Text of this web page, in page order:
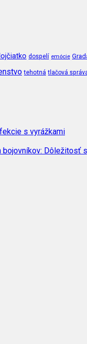
dospelí emócie
tehotná tlačová
s vyrážkami
Dôležitosť